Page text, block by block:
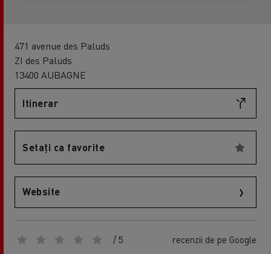
471 avenue des Paluds
ZI des Paluds
13400 AUBAGNE
Itinerar
Setați ca favorite
Website
/ 5 recenzii de pe Google